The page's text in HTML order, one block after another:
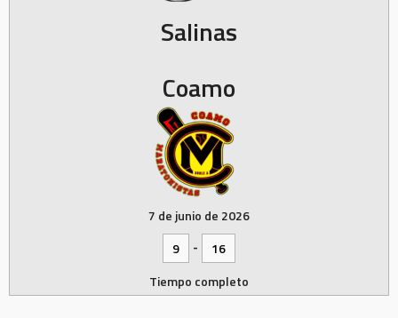
Salinas
Coamo
7 de junio de 2026
9
-
16
Tiempo completo